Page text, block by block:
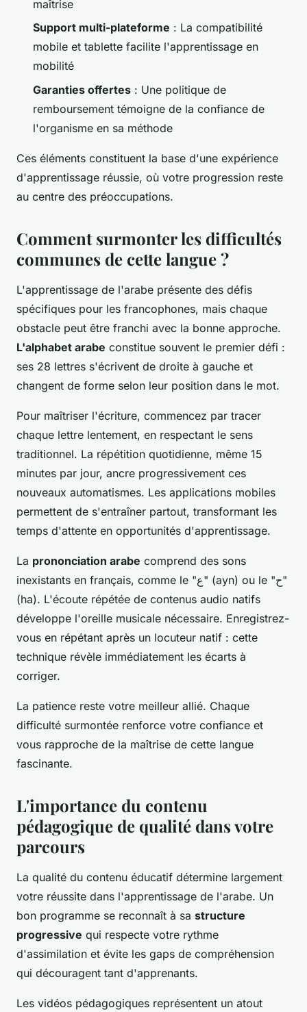
maîtrise
Support multi-plateforme : La compatibilité
mobile et tablette facilite l'apprentissage en
mobilité
Garanties offertes : Une politique de
remboursement témoigne de la confiance de
l'organisme en sa méthode
Ces éléments constituent la base d'une expérience
d'apprentissage réussie, où votre progression reste
au centre des préoccupations.
Comment surmonter les difficultés
communes de cette langue ?
L'apprentissage de l'arabe présente des défis
spécifiques pour les francophones, mais chaque
obstacle peut être franchi avec la bonne approche.
L'alphabet arabe constitue souvent le premier défi :
ses 28 lettres s'écrivent de droite à gauche et
changent de forme selon leur position dans le mot.
Pour maîtriser l'écriture, commencez par tracer
chaque lettre lentement, en respectant le sens
traditionnel. La répétition quotidienne, même 15
minutes par jour, ancre progressivement ces
nouveaux automatismes. Les applications mobiles
permettent de s'entraîner partout, transformant les
temps d'attente en opportunités d'apprentissage.
La prononciation arabe comprend des sons
inexistants en français, comme le "ع" (ayn) ou le "ح"
(ha). L'écoute répétée de contenus audio natifs
développe l'oreille musicale nécessaire. Enregistrez-
vous en répétant après un locuteur natif : cette
technique révèle immédiatement les écarts à
corriger.
La patience reste votre meilleur allié. Chaque
difficulté surmontée renforce votre confiance et
vous rapproche de la maîtrise de cette langue
fascinante.
L'importance du contenu
pédagogique de qualité dans votre
parcours
La qualité du contenu éducatif détermine largement
votre réussite dans l'apprentissage de l'arabe. Un
bon programme se reconnaît à sa structure
progressive qui respecte votre rythme
d'assimilation et évite les gaps de compréhension
qui découragent tant d'apprenants.
Les vidéos pédagogiques représentent un atout